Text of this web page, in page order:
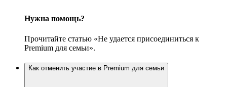
Нужна помощь?
Прочитайте статью «Не удается присоединиться к
Premium для семьи».
Как отменить участие в Premium для семьи